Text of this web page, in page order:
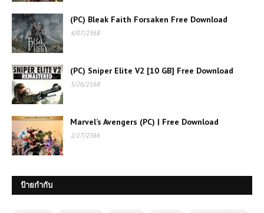
(PC) Bleak Faith Forsaken Free Download
4/07/2568
(PC) Sniper Elite V2 [10 GB] Free Download
5/26/2568
Marvel’s Avengers (PC) | Free Download
2/27/2566
ป้ายกำกับ
เกมส์ออนไลน์ Age Of Battle เกม
สนุกทุกยุค